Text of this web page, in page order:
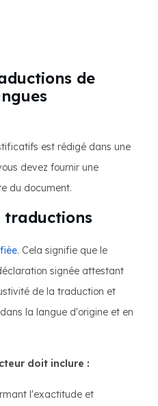
de
est rédigé dans une
devez fournir une
du document.
traductions
. Cela signifie que le
signée attestant
de la traduction et
la langue d'origine et en
doit inclure :
l'exactitude et